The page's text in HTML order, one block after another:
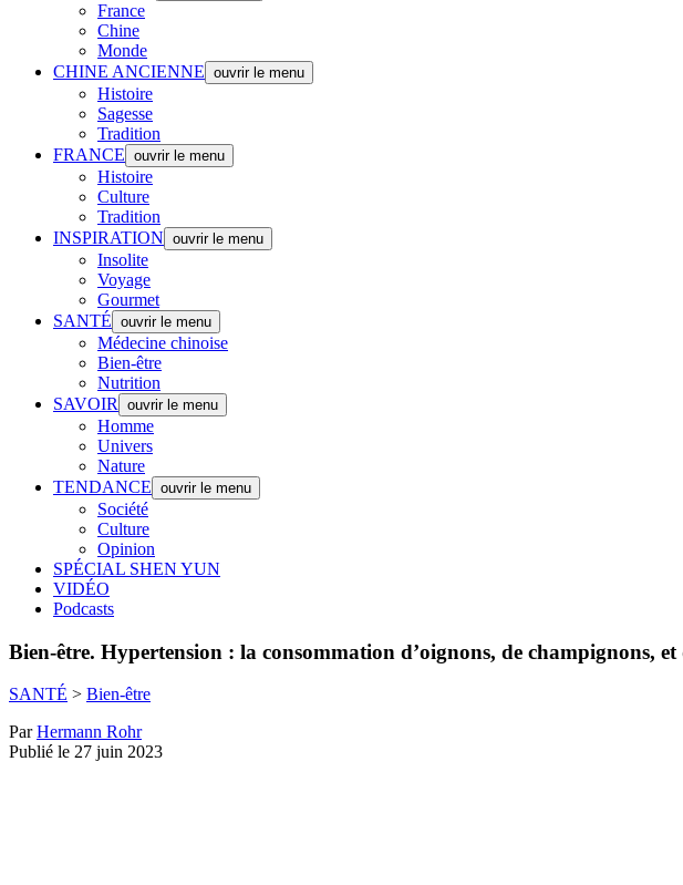
France
Chine
Monde
CHINE ANCIENNE ouvrir le menu
Histoire
Sagesse
Tradition
FRANCE ouvrir le menu
Histoire
Culture
Tradition
INSPIRATION ouvrir le menu
Insolite
Voyage
Gourmet
SANTÉ ouvrir le menu
Médecine chinoise
Bien-être
Nutrition
SAVOIR
ouvrir le menu
Homme
Univers
Nature
TENDANCE ouvrir le menu
Société
Culture
Opinion
SPÉCIAL SHEN YUN
VIDÉO
Podcasts
Bien-être. Hypertension : la consommation d’oignons, de champignons,
SANTÉ > Bien-être
ParHermann Rohr
Publié le 27 juin 2023